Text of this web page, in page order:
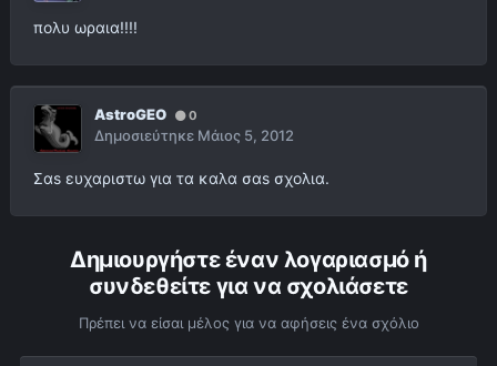
πολυ ωραια!!!!
AstroGEO 0
Δημοσιεύτηκε Μάιος 5, 2012
Σαs ευχαριστω για τα καλα σαs σχολια.
Δημιουργήστε έναν λογαριασμό ή
συνδεθείτε για να σχολιάσετε
Πρέπει να είσαι μέλος για να αφήσεις ένα σχόλιο